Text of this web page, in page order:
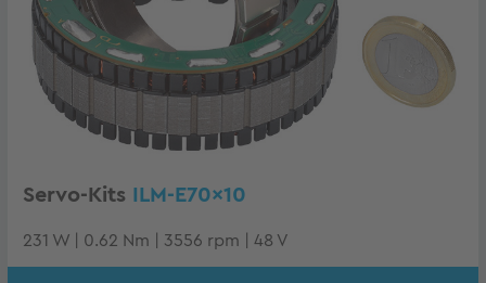
Servo-Kits ILM-E70x10
231 W | 0.62 Nm | 3556 rpm | 48 V